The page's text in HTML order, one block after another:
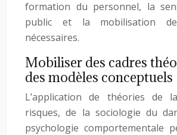
formation du personnel, la
public et la mobilisation
nécessaires.
Mobiliser des cadres
des modèles conceptuels
L’application de théories de
risques, de la sociologie du
psychologie comportementale